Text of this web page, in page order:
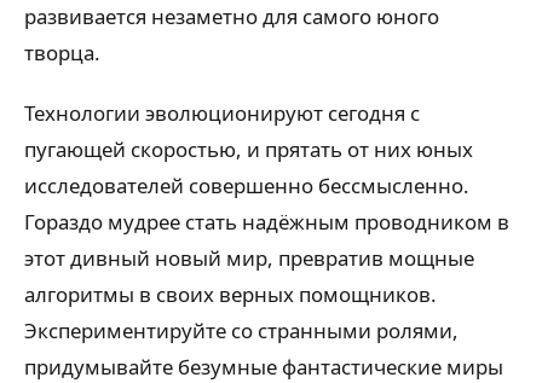
развивается незаметно для самого юного
творца.
Технологии эволюционируют сегодня с
пугающей скоростью, и прятать от них юных
исследователей совершенно бессмысленно.
Гораздо мудрее стать надёжным проводником в
этот дивный новый мир, превратив мощные
алгоритмы в своих верных помощников.
Экспериментируйте со странными ролями,
придумывайте безумные фантастические миры